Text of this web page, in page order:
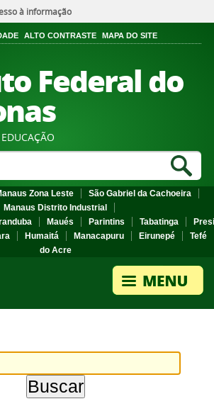
à informação
ALTO CONTRASTE MAPA DO SITE
Federal do
Zona Leste
São Gabriel da Cachoeira
Manaus Distrito Industrial
Maués Parintins Tabatinga
Humaitá Manacapuru Eirunepé
Tefé
do Acre